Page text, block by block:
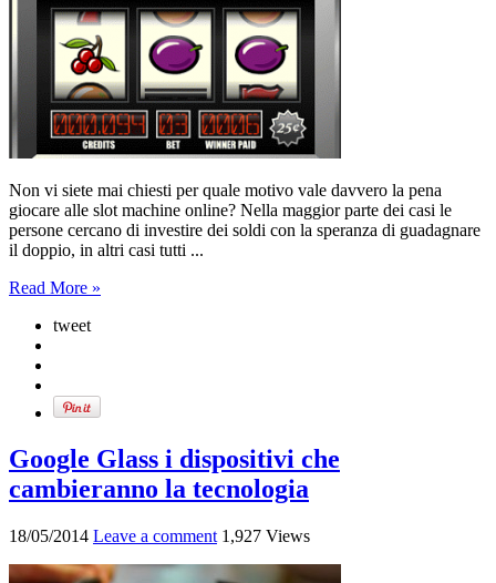
Non vi siete mai chiesti per quale motivo vale davvero la pena
giocare alle slot machine online? Nella maggior parte dei casi le
persone cercano di investire dei soldi con la speranza di guadagnare
il doppio, in altri casi tutti ...
Read More »
tweet
Google Glass i dispositivi che
cambieranno la tecnologia
18/05/2014 Leave a comment 1,927 Views